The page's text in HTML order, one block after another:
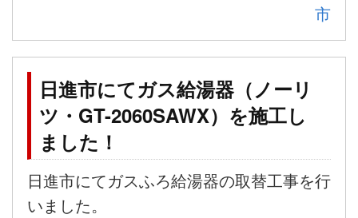
市
日進市にてガス給湯器（ノーリ
ツ・GT-2060SAWX）を施工し
ました！
日進市にてガスふろ給湯器の取替工事を行
いました。